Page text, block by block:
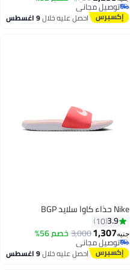
#23 في أحذية رياضية للأولاد احصل عليه خلال9 اغسطس
Nike حذاء كاوا سلايد BGP
3.9
10
جنيه1,307
3,000خصم 56%
توصيل مجاني
توصيل مجانياحصل عليه خلال9 اغسطس